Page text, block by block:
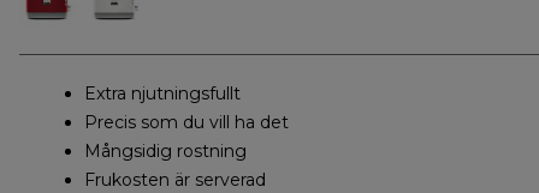
Extra njutningsfullt
Precis som du vill ha det
Mångsidig rostning
Frukosten är serverad